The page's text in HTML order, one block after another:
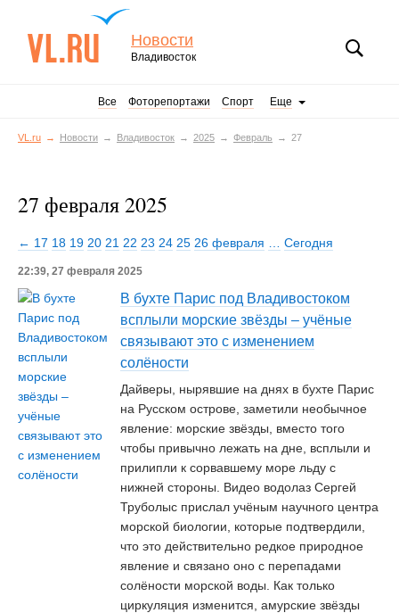
Новости
Владивосток
Все Фоторепортажи Спорт Еще
VL.ru Новости Владивосток 2025 Февраль 27
27 февраля 2025
← 17 18 19 20 21 22 23 24 25 26 февраля Сегодня
22:39, 27 февраля 2025
В бухте Парис под Владивостоком
всплыли морские звёзды – учёные
связывают это с изменением
солёности
Дайверы, нырявшие на днях в бухте Парис
на Русском острове, заметили необычное
явление: морские звёзды, вместо того
чтобы привычно лежать на дне, всплыли и
прилипли к сорвавшему море льду с
нижней стороны. Видео водолаз Сергей
Труболыс прислал учёным научного центра
морской биологии, которые подтвердили,
что это действительно редкое природное
явление и связано оно с перепадами
солёности морской воды. Как только
циркуляция изменится, амурские звёзды